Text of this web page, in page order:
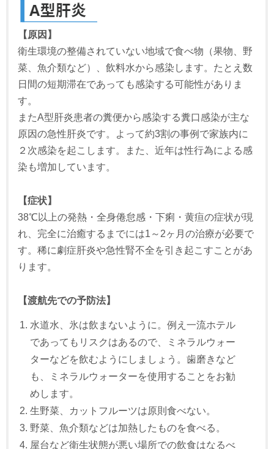
【原因】
衛生環境の整備されていない地域で食べ物（果物、野
菜、魚介類など）、飲料水から感染します。たとえ数
日間の短期滞在であっても感染する可能性がありま
す。
またA型肝炎患者の糞便から感染する糞口感染が主な
原因の急性肝炎です。よって約3割の事例で家族内に
２次感染を起こします。また、近年は性行為による感
染も増加しています。
【症状】
38℃以上の発熱・全身倦怠感・下痢・黄疸の症状が現
れ、完全に治癒するまでには1～2ヶ月の治療が必要で
す。稀に劇症肝炎や急性腎不全を引き起こすことがあ
ります。
【渡航先での予防法】
水道水、氷は飲まないように。例え一流ホテル
であってもリスクはあるので、ミネラルウォー
ターなどを飲むようにしましょう。歯磨きなど
も、ミネラルウォーターを使用することをお勧
めします。
生野菜、カットフルーツは原則食べない。
野菜、魚介類などは加熱したものを食べる。
屋台など衛生状態が悪い場所での飲食はなるべ